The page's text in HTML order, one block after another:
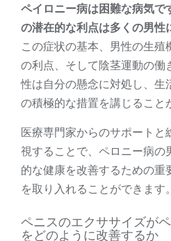
ペイロニー病は困難な病気で
の潜在的な利点は多くの男性
この症状の基本、男性の生
の利点、そして陰茎運動の働
性は自分の懸念に対処し、生
の積極的な措置を講じること
医療専門家からのサポートと
視することで、ペロニー病の
的な健康を改善するための重
を取り入れることができます。
ペニスのエクササイズが
をどのように改善するか